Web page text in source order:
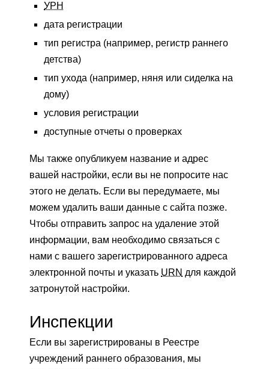
УРН
дата регистрации
тип регистра (например, регистр раннего
детства)
тип ухода (например, няня или сиделка на
дому)
условия регистрации
доступные отчеты о проверках
Мы также опубликуем название и адрес
вашей настройки, если вы не попросите нас
этого не делать. Если вы передумаете, мы
можем удалить ваши данные с сайта позже.
Чтобы отправить запрос на удаление этой
информации, вам необходимо связаться с
нами с вашего зарегистрированного адреса
электронной почты и указать URN для каждой
затронутой настройки.
Инспекции
Если вы зарегистрированы в Реестре
учреждений раннего образования, мы